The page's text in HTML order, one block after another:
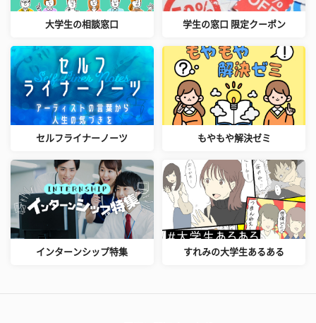
大学生の相談窓口 学生の窓口 限定クーポン
セルフライナーノーツ もやもや解決ゼミ
インターンシップ特集 すれみの大学生あるある